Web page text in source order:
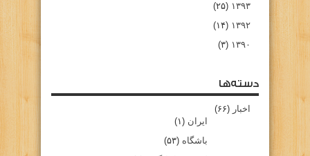
۱۳۹۳ (۲۵)
۱۳۹۲ (۱۴)
۱۳۹۰ (۳)
دسته‌ها
اخبار (۶۶)
ایران (۱)
باشگاه (۵۳)